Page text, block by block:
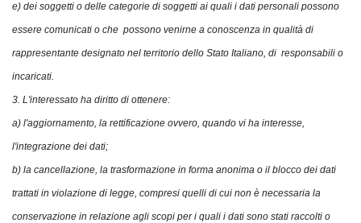
e) dei soggetti o delle categorie di soggetti ai quali i dati personali possono
essere comunicati o che possono venirne a conoscenza in qualità di
rappresentante designato nel territorio dello Stato Italiano, di responsabili o
incaricati.
3. L'interessato ha diritto di ottenere:
a) l'aggiornamento, la rettificazione ovvero, quando vi ha interesse,
l'integrazione dei dati;
b) la cancellazione, la trasformazione in forma anonima o il blocco dei dati
trattati in violazione di legge, compresi quelli di cui non è necessaria la
conservazione in relazione agli scopi per i quali i dati sono stati raccolti o